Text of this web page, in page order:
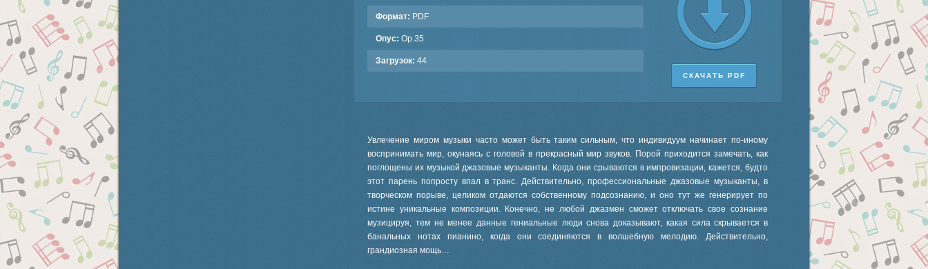
Формат: PDF
Опус: Op.35
Загрузок: 44
СКАЧАТЬ PDF
Увлечение миром музыки часто может быть таким сильным, что индивидуум начинает по-иному
воспринимать мир, окунаясь с головой в прекрасный мир звуков. Порой приходится замечать, как
поглощены их музыкой джазовые музыканты. Когда они срываются в импровизации, кажется, будто
этот парень попросту впал в транс. Действительно, профессиональные джазовые музыканты, в
творческом порыве, целиком отдаются собственному подсознанию, и оно тут же генерирует по
истине уникальные композиции. Конечно, не любой джазмен сможет отключать свое сознание
музицируя, тем не менее данные гениальные люди снова доказывают, какая сила скрывается в
банальных нотах пианино, когда они соединяются в волшебную мелодию. Действительно,
грандиозная мощь…